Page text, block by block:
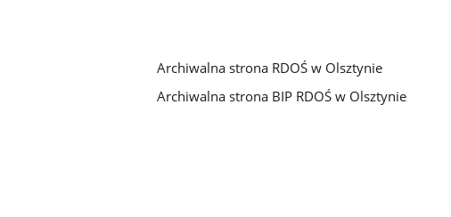
Archiwalna strona RDOŚ w Olsztynie
Archiwalna strona BIP RDOŚ w Olsztynie